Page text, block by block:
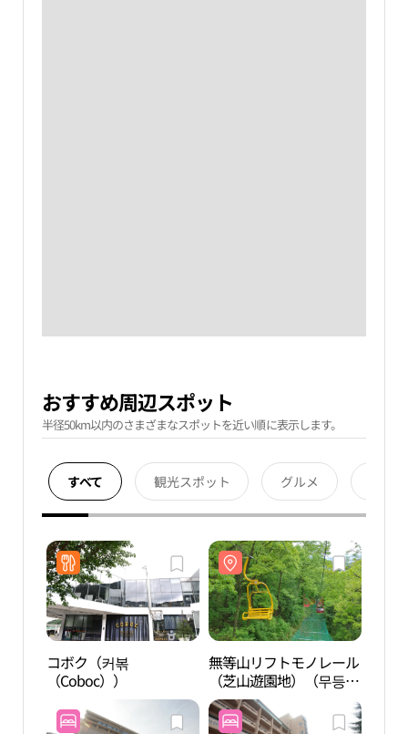
おすすめ周辺スポット
半径50km以内のさまざまなスポットを近い順に表示します。
すべて 観光スポット グルメ
コボク（커볶
（Coboc））
無等山リフトモノレール
（芝山遊園地）（무등산
리프트모노레일（지산유
원지））